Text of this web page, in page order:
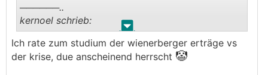
. .
──────..
kernoel schrieb:
Im Mai Erhöhung Kollektiv um 9,5%.
Vielleicht waren die "Mondangebote" gar keine
Ich rate zum studium der wienerberger erträge vs
der krise, due anscheinend herrscht 🤡